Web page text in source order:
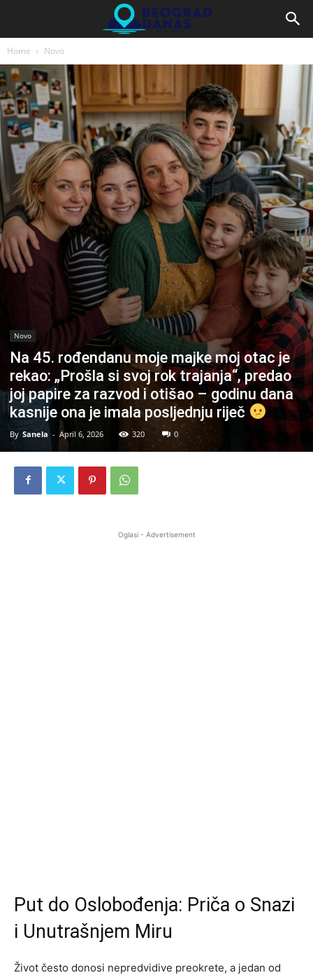
Home Novo
Novo
Na 45. rođendanu moje majke moj otac je
rekao: „Prošla si svoj rok trajanja“, predao
joj papire za razvod i otišao – godinu dana
kasnije ona je imala posljednju riječ
By Sanela - April 6, 2026 320 0
Oglasi - Advertisement
Put do Oslobođenja: Priča o Snazi
i Unutrašnjem Miru
Život često donosi nepredvidive preokrete, a jedan od